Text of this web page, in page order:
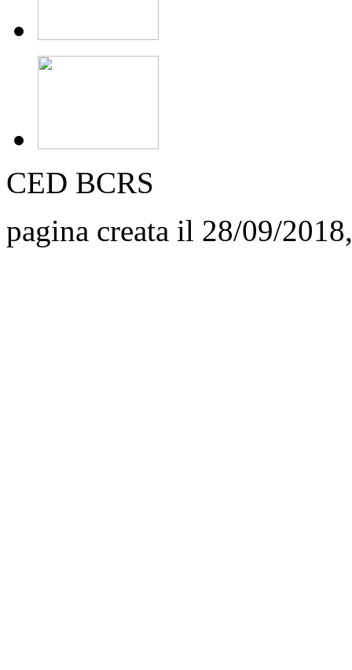
CED BCRS
pagina creata il 28/09/